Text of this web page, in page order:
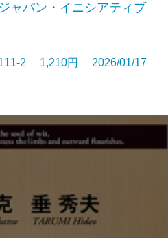
ャパン・イニシアティブ
2 1,210円 2026/01/17